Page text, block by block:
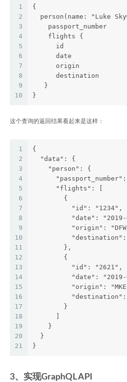
1
2
3
4
5
6
7
8
9
10
{
person(name: "Luke
    passport_number
    flights {
      id
      date
      origin
      destination
   }
}
这个查询的返回结果看起来是这样：
1
2
3
4
5
6
7
8
9
10
11
12
13
14
15
16
17
18
19
20
21
{
  "data": {
    "person": {
      "flights": [
        {
          "id": "1234",
"date":
"origin":
        },
        {
          "id": "2621",
"date":
"origin":
        }
    }
  }
}
3、实现GraphQL API